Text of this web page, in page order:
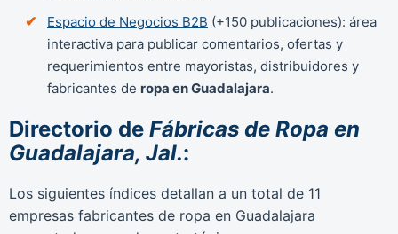
Espacio de Negocios B2B (+150 publicaciones): área
interactiva para publicar comentarios, ofertas y
requerimientos entre mayoristas, distribuidores y
fabricantes de ropa en Guadalajara.
Directorio de Fábricas de Ropa en
Guadalajara, Jal.:
Los siguientes índices detallan a un total de 11
empresas fabricantes de ropa en Guadalajara